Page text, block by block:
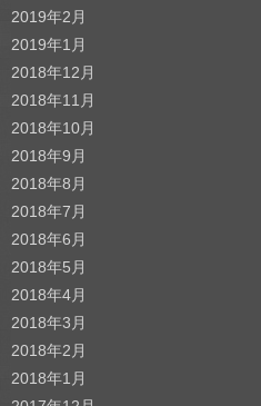
2019年2月
2019年1月
2018年12月
2018年11月
2018年10月
2018年9月
2018年8月
2018年7月
2018年6月
2018年5月
2018年4月
2018年3月
2018年2月
2018年1月